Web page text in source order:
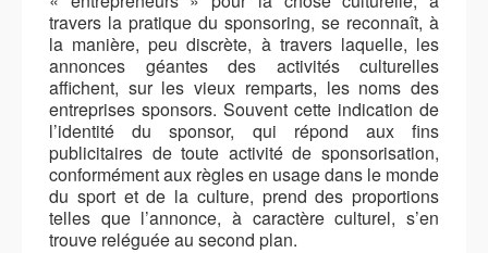
travers la pratique du sponsoring, se reconnaît, à
la manière, peu discrète, à travers laquelle, les
annonces géantes des activités culturelles
affichent, sur les vieux remparts, les noms des
entreprises sponsors. Souvent cette indication de
l’identité du sponsor, qui répond aux fins
publicitaires de toute activité de sponsorisation,
conformément aux règles en usage dans le monde
du sport et de la culture, prend des proportions
telles que l’annonce, à caractère culturel, s’en
trouve reléguée au second plan.